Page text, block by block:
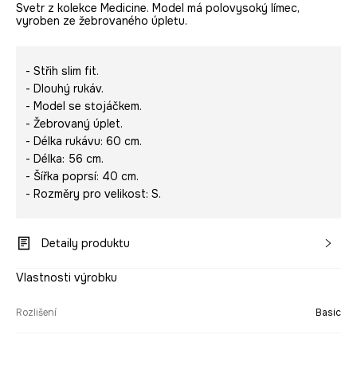
Svetr z kolekce Medicine. Model má polovysoký límec,
vyroben ze žebrovaného úpletu.
- Střih slim fit.
- Dlouhý rukáv.
- Model se stojáčkem.
- Žebrovaný úplet.
- Délka rukávu: 60 cm.
- Délka: 56 cm.
- Šířka poprsí: 40 cm.
- Rozměry pro velikost: S.
Detaily produktu
Vlastnosti výrobku
Rozlišení Basic